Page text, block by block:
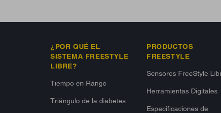
¿POR QUÉ EL
SISTEMA FREESTYLE
LIBRE?
Tiempo en Rango
Triángulo de la diabetes
PRODUCTOS
FREESTYLE
Sensores FreeStyle
Herramientas Digitales
Especificaciones de